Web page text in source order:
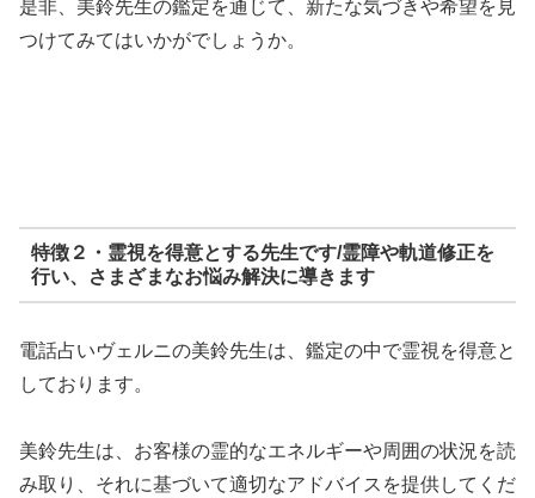
是非、美鈴先生の鑑定を通じて、新たな気づきや希望を見
つけてみてはいかがでしょうか。
特徴２・霊視を得意とする先生です/霊障や軌道修正を
行い、さまざまなお悩み解決に導きます
電話占いヴェルニの美鈴先生は、鑑定の中で霊視を得意と
しております。
美鈴先生は、お客様の霊的なエネルギーや周囲の状況を読
み取り、それに基づいて適切なアドバイスを提供してくだ